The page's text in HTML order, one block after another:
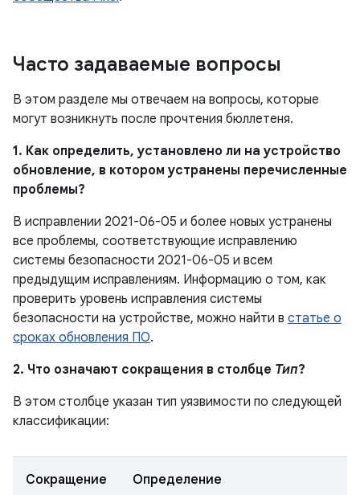
Часто задаваемые вопросы
В этом разделе мы отвечаем на вопросы, которые
могут возникнуть после прочтения бюллетеня.
1. Как определить, установлено ли на устройство
обновление, в котором устранены перечисленные
проблемы?
В исправлении 2021-06-05 и более новых устранены
все проблемы, соответствующие исправлению
системы безопасности 2021-06-05 и всем
предыдущим исправлениям. Информацию о том, как
проверить уровень исправления системы
безопасности на устройстве, можно найти в статье о
сроках обновления ПО.
2. Что означают сокращения в столбце Тип?
В этом столбце указан тип уязвимости по следующей
классификации:
Сокращение Определение